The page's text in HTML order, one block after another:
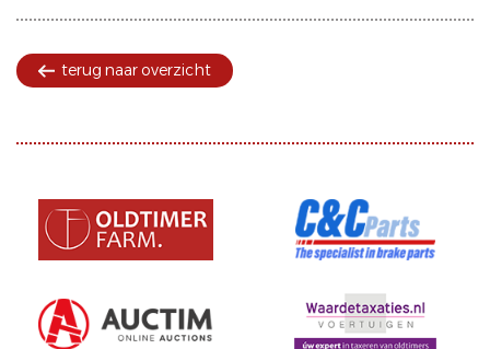
terug naar overzicht